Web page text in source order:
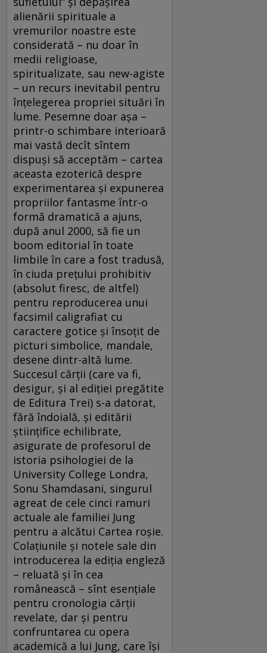
alienării spirituale a
vremurilor noastre este
considerată – nu doar în
medii religioase,
spiritualizate, sau new-agiste
– un recurs inevitabil pentru
înţelegerea propriei situări în
lume. Pesemne doar aşa –
printr-o schimbare interioară
mai vastă decît sîntem
dispuşi să acceptăm – cartea
aceasta ezoterică despre
experimentarea şi expunerea
propriilor fantasme într-o
formă dramatică a ajuns,
după anul 2000, să fie un
boom editorial în toate
limbile în care a fost tradusă,
în ciuda preţului prohibitiv
(absolut firesc, de altfel)
pentru reproducerea unui
facsimil caligrafiat cu
caractere gotice şi însoţit de
picturi simbolice, mandale,
desene dintr-altă lume.
Succesul cărţii (care va fi,
desigur, şi al ediţiei pregătite
de Editura Trei) s-a datorat,
fără îndoială, şi editării
ştiinţifice echilibrate,
asigurate de profesorul de
istoria psihologiei de la
University College Londra,
Sonu Shamdasani, singurul
agreat de cele cinci ramuri
actuale ale familiei Jung
pentru a alcătui Cartea roşie.
Colaţiunile şi notele sale din
introducerea la ediţia engleză
– reluată şi în cea
românească – sînt esenţiale
pentru cronologia cărţii
revelate, dar şi pentru
confruntarea cu opera
academică a lui Jung, care îşi